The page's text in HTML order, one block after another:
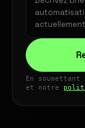
En
et notre